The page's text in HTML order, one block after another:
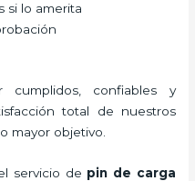
si lo amerita
cumplidos, confiables y
total de nuestros
mayor objetivo.
servicio de pin de carga